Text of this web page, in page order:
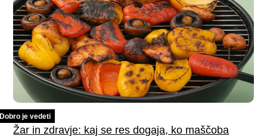
Dobro je vedeti
Žar in zdravje: kaj se res dogaja, ko maščoba